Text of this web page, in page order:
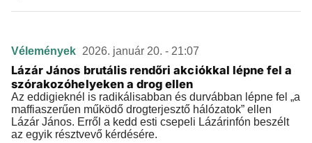
Vélemények 2026. január 20. - 21:07
Lázár János brutális rendőri akciókkal lépne fel a
szórakozóhelyeken a drog ellen
Az eddigieknél is radikálisabban és durvábban lépne fel „a
maffiaszerűen működő drogterjesztő hálózatok” ellen
Lázár János. Erről a kedd esti csepeli Lázárinfón beszélt
az egyik résztvevő kérdésére.